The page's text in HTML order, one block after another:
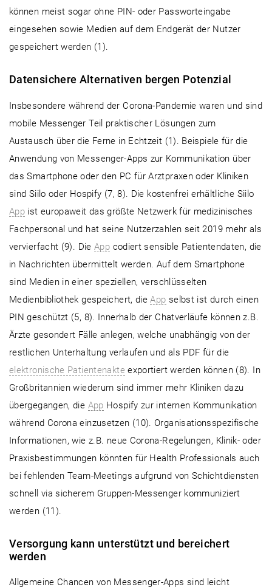
können meist sogar ohne PIN- oder Passworteingabe
eingesehen sowie Medien auf dem Endgerät der Nutzer
gespeichert werden (1).
Datensichere Alternativen bergen Potenzial
Insbesondere während der Corona-Pandemie waren und sind
mobile Messenger Teil praktischer Lösungen zum
Austausch über die Ferne in Echtzeit (1). Beispiele für die
Anwendung von Messenger-Apps zur Kommunikation über
das Smartphone oder den PC für Arztpraxen oder Kliniken
sind Siilo oder Hospify (7, 8). Die kostenfrei erhältliche Siilo
App ist europaweit das größte Netzwerk für medizinisches
Fachpersonal und hat seine Nutzerzahlen seit 2019 mehr als
vervierfacht (9). DieApp codiert sensible Patientendaten, die
in Nachrichten übermittelt werden. Auf dem Smartphone
sind Medien in einer speziellen, verschlüsselten
Medienbibliothek gespeichert, dieApp selbst ist durch einen
PIN geschützt (5, 8). Innerhalb der Chatverläufe können z.B.
Ärzte gesondert Fälle anlegen, welche unabhängig von der
restlichen Unterhaltung verlaufen und als PDF für die
elektronische Patientenakte exportiert werden können (8). In
Großbritannien wiederum sind immer mehr Kliniken dazu
übergegangen, die App Hospify zur internen Kommunikation
während Corona einzusetzen (10). Organisationsspezifische
Informationen, wie z.B. neue Corona-Regelungen, Klinik- oder
Praxisbestimmungen könnten für Health Professionals auch
bei fehlenden Team-Meetings aufgrund von Schichtdiensten
schnell via sicherem Gruppen-Messenger kommuniziert
werden (11).
Versorgung kann unterstützt und bereichert
werden
Allgemeine Chancen von Messenger-Apps sind leicht